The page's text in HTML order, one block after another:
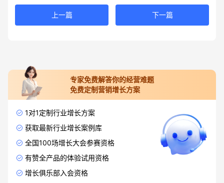
上一篇 下一篇
专家免费解答你的经营难题
免费定制营销增长方案
1对1定制行业增长方案
获取最新行业增长案例库
全国100场增长大会参赛资格
有赞全产品的体验试用资格
增长俱乐部入会资格